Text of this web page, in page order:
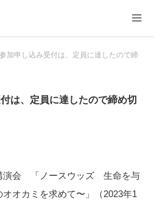
加申し込み受付は、定員に達したので締
は、定員に達したので締め切
演会 「ノースウッズ 生命を与
オカミを求めて〜」（2023年1